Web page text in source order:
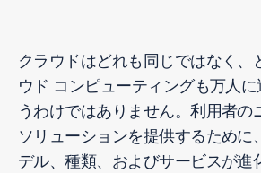
クラウドはどれも同じではなく、
ウド コンピューティングも万人
うわけではありません。利用者の
ソリューションを提供するために
デル、種類、およびサービスが進